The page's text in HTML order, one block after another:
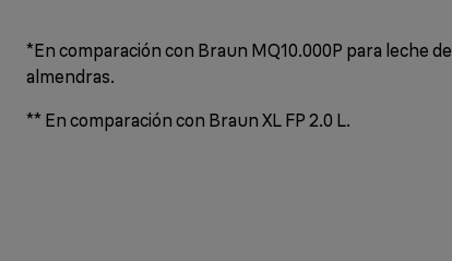
*En comparación con Braun MQ10.000P para leche de
almendras.
** En comparación con Braun XL FP 2.0 L.